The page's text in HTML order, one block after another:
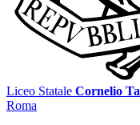
Liceo Statale Cornelio
Roma